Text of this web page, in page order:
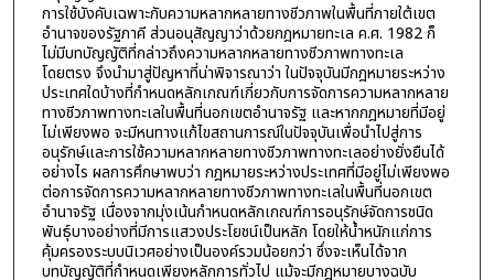
การใช้บังคับเฉพาะกับความหลากหลายทางชีวภาพในพื้นที่ภายใต้เขต
อำนาจของรัฐภาคี ส่วนอนุสัญญาว่าด้วยกฎหมายทะเล ค.ศ. 1982 ก็
ไม่มีบทบัญญัติที่กล่าวถึงความหลากหลายทางชีวภาพทางทะเล
โดยตรง จึงนำมาสู่ปัญหาที่น่าพิจารณาว่า ในปัจจุบันมีกฎหมายระหว่าง
ประเทศใดบ้างที่กำหนดหลักเกณฑ์เกี่ยวกับการจัดการความหลากหลาย
ทางชีวภาพทางทะเลในพื้นที่นอกเขตอำนาจรัฐ และหากกฎหมายที่มีอยู่
ไม่เพียงพอ จะมีหนทางแก้ไขสถานการณ์ในปัจจุบันเพื่อนำไปสู่การ
อนุรักษ์และการใช้ความหลากหลายทางชีวภาพทางทะเลอย่างยั่งยืนได้
อย่างไร ผลการศึกษาพบว่า กฎหมายระหว่างประเทศที่มีอยู่ไม่เพียงพอ
ต่อการจัดการความหลากหลายทางชีวภาพทางทะเลในพื้นที่นอกเขต
อำนาจรัฐ เนื่องจากมุ่งเน้นกำหนดหลักเกณฑ์การอนุรักษ์จัดการชนิด
พันธุ์บางอย่างที่มีการแสวงประโยชน์เป็นหลัก โดยให้น้ำหนักแก่การ
คุ้มครองระบบนิเวศอย่างเป็นองค์รวมน้อยกว่า ซึ่งจะเห็นได้จาก
บทบัญญัติที่กำหนดเพียงหลักการทั่วไป แม้จะมีกฎหมายบางฉบับ